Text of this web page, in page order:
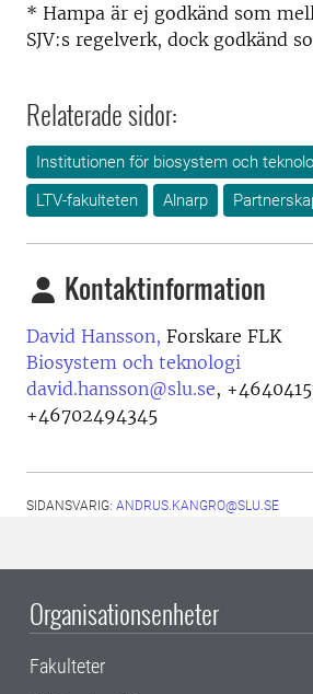
* Hampa är ej godkänd som
SJV:s regelverk, dock godkänd
Relaterade sidor:
Institutionen för biosystem och
LTV-fakulteten
Alnarp
Kontaktinformation
David Hansson, Forskare FLK
Biosystem och teknologi
david.hansson@slu.se,
+46702494345
SIDANSVARIG: ANDRUS.KANGRO@SLU.SE
Organisationsenheter
Fakulteter